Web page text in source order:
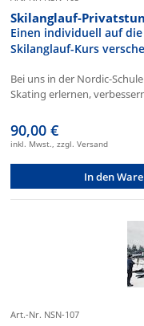
Skilanglauf-
Einen individuell auf
Skilanglauf-Kurs
Bei uns in der Nordic-
Skating erlernen,
90,00 €
inkl. Mwst., zzgl. Versand
In den
Art.-Nr. NSN-107